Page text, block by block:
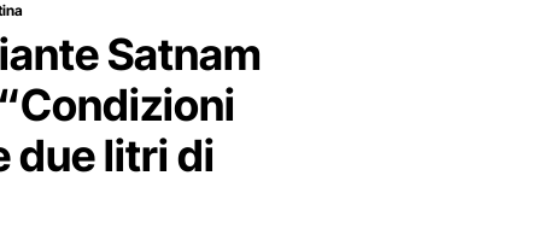
Satnam
due litri di